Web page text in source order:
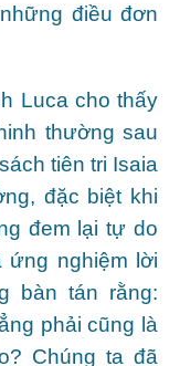
điều đơn
Luca cho thấy
thường sau
tiên tri Isaia
đặc biệt khi
đem lại tự do
ứng nghiệm lời
bàn tán rằng:
phải cũng là
Chúng ta đã